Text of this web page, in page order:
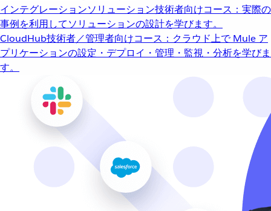
インテグレーションソリューション技術者向けコース：実際の
事例を利用してソリューションの設計を学びます。
CloudHub技術者／管理者向けコース：クラウド上で Mule ア
プリケーションの設定・デプロイ・管理・監視・分析を学びま
す。